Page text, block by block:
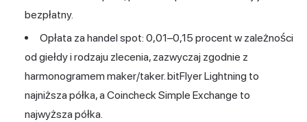
bezpłatny.
Opłata za handel spot: 0,01–0,15 procent w zależności
od giełdy i rodzaju zlecenia, zazwyczaj zgodnie z
harmonogramem maker/taker. bitFlyer Lightning to
najniższa półka, a Coincheck Simple Exchange to
najwyższa półka.